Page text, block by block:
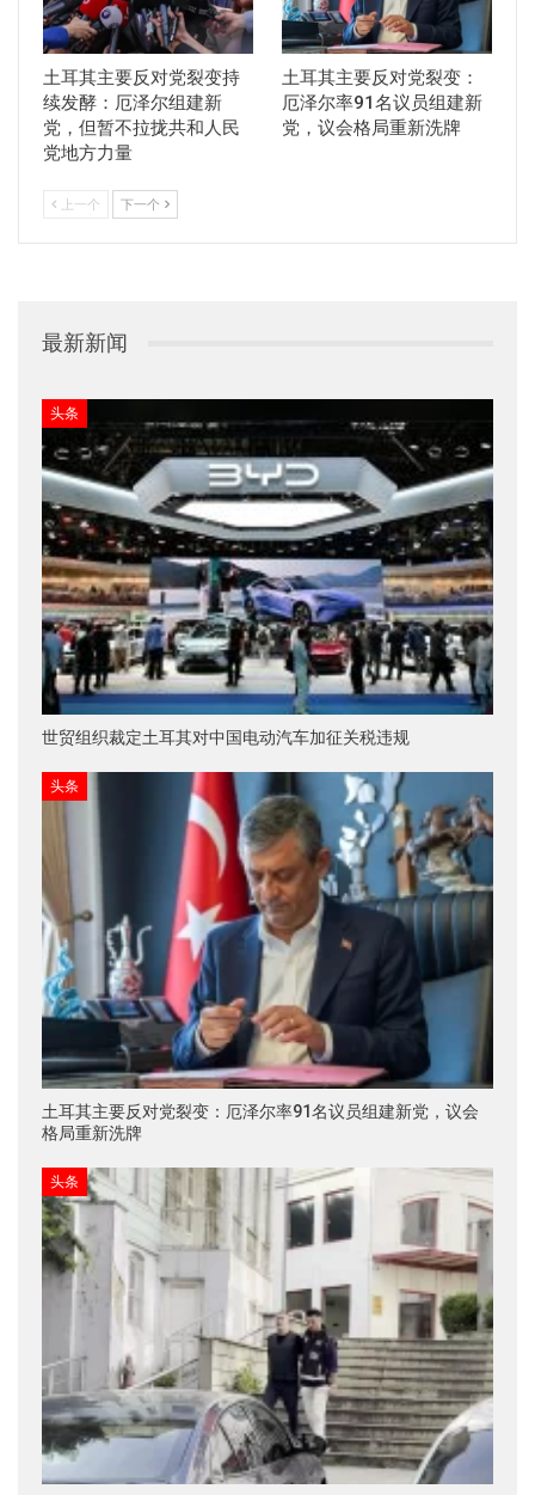
土耳其主要反对党裂变持
续发酵：厄泽尔组建新
党，但暂不拉拢共和人民
党地方力量
土耳其主要反对党裂变：
厄泽尔率91名议员组建新
党，议会格局重新洗牌
上一个 下一个
最新新闻
头条
世贸组织裁定土耳其对中国电动汽车加征关税违规
头条
土耳其主要反对党裂变：厄泽尔率91名议员组建新党，议会
格局重新洗牌
头条